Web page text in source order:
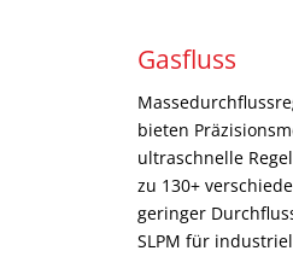
Gasfluss
bieten
ultraschnelle
zu 130+
geringer
SLPM für